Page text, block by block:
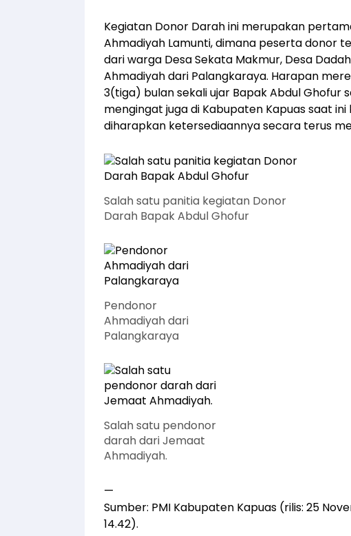
Kegiatan Donor Darah ini merupakan
Ahmadiyah Lamunti, dimana peserta donor
dari warga Desa Sekata Makmur, Desa
Ahmadiyah dari Palangkaraya. Harapan
3(tiga) bulan sekali ujar Bapak Abdul Ghofur
mengingat juga di Kabupaten Kapuas saat
diharapkan ketersediaannya secara terus
Salah satu panitia kegiatan Donor
Darah Bapak Abdul Ghofur
Pendonor
Ahmadiyah dari
Palangkaraya
Salah satu pendonor
darah dari Jemaat
Ahmadiyah.
—
Sumber: PMI Kabupaten Kapuas (rilis: 25
14.42).